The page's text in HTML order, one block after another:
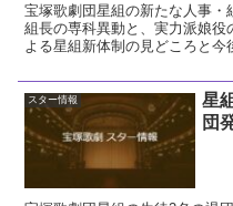
宝塚歌劇団星組の新たな人事・
組長の専科異動と、実力派娘役
よる星組新体制の見どころと今
スター情報
星
団